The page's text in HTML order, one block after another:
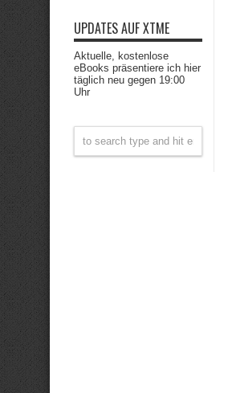
UPDATES AUF XTME
Aktuelle, kostenlose
eBooks präsentiere ich hier
täglich neu gegen 19:00
Uhr